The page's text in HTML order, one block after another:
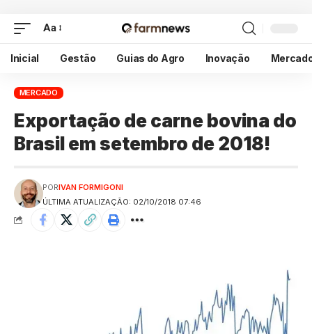
Aa
Inicial Gestão Guias do Agro Inovação
MERCADO
Exportação de carne bovina do
Brasil em setembro de 2018!
ÚLTIMA ATUALIZAÇÃO: 02/10/2018 07:46
PORIVAN FORMIGONI